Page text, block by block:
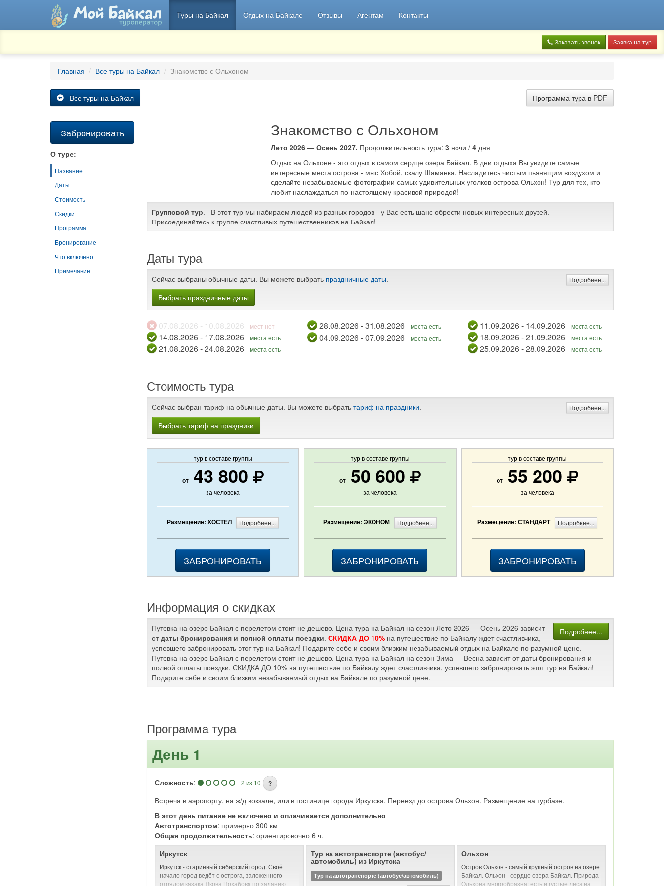
Туры на Байкал Отдых на Байкале Отзывы Агентам Контакты
Заказать звонок Заявка на тур
Главная Все туры на Байкал Знакомство с Ольхоном
Программа тура в PDF
Все туры на Байкал
Знакомство с Ольхоном
Лето 2026 — Осень 2027. Продолжительность тура:3 ночи /4 дня
Отдых на Ольхоне - это отдых в самом сердце озера Байкал. В дни отдыха Вы увидите самые
интересные места острова - мыс Хобой, скалу Шаманка. Насладитесь чистым пьянящим воздухом и
сделайте незабываемые фотографии самых удивительных уголков острова Ольхон! Тур для тех, кто
любит наслаждаться по-настоящему красивой природой!
Групповой тур. В этот тур мы набираем людей из разных городов - у Вас есть шанс обрести новых интересных друзей.
Присоединяйтесь к группе счастливых путешественников на Байкал!
Даты тура
Сейчас выбраны обычные даты. Вы можете выбрать праздничные даты. Подробнее...
Выбрать праздничные даты
07.08.2026 - 10.08.2026 мест нет
14.08.2026 - 17.08.2026 места есть
21.08.2026 - 24.08.2026 места есть
28.08.2026 - 31.08.2026 места есть
04.09.2026 - 07.09.2026 места есть
11.09.2026 - 14.09.2026 места есть
18.09.2026 - 21.09.2026 места есть
25.09.2026 - 28.09.2026 места есть
Стоимость тура
Сейчас выбран тариф на обычные даты. Вы можете выбрать тариф на праздники. Подробнее...
Выбрать тариф на праздники
тур в составе группы
от43 800
за человека
Размещение: ХОСТЕЛ Подробнее...
ЗАБРОНИРОВАТЬ
тур в составе группы
от50 600
за человека
Размещение: ЭКОНОМ Подробнее...
ЗАБРОНИРОВАТЬ
тур в составе группы
от 55 200
за человека
Размещение: СТАНДАРТ Подробнее...
ЗАБРОНИРОВАТЬ
Информация о скидках
Подробнее...
Путевка на озеро Байкал с перелетом стоит не дешево. Цена тура на Байкал на сезон Лето 2026 — Осень 2026 зависит
отдаты бронирования и полной оплаты поездки. СКИДКА ДО 10% на путешествие по Байкалу ждет счастливчика,
успевшего забронировать этот тур на Байкал! Подарите себе и своим близким незабываемый отдых на Байкале по разумной цене.
Путевка на озеро Байкал с перелетом стоит не дешево. Цена тура на Байкал на сезон Зима — Весна зависит от даты бронирования и
полной оплаты поездки. СКИДКА ДО 10% на путешествие по Байкалу ждет счастливчика, успевшего забронировать этот тур на Байкал!
Подарите себе и своим близким незабываемый отдых на Байкале по разумной цене.
Программа тура
День 1
Сложность: 2 из 10 ?
Встреча в аэропорту, на ж/д вокзале, или в гостинице города Иркутска. Переезд до острова Ольхон. Размещение на турбазе.
В этот день питание не включено и оплачивается дополнительно
Автотранспортом: примерно 300 км
Общая продолжительность: ориентировочно 6 ч.
Иркутск
Иркутск - старинный сибирский город. Своё
начало город ведёт с острога, заложенного
отрядом казака Якова Похабова по заданию
Тур на автотранспорте (автобус/
автомобиль) из Иркутска
Тур на автотранспорте (автобус/автомобиль)
Ольхон
Остров Ольхон - самый крупный остров на озере
Байкал. Ольхон - сердце озера Байкал. Природа
Ольхона многообразна: есть и густые леса на
Забронировать
О туре:
Название
Даты
Стоимость
Скидки
Программа
Бронирование
Что включено
Примечание